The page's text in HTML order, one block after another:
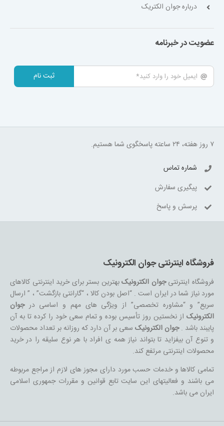
درباره جوان الکتریک
عضویت در خبرنامه
ثبت نام
۷ روز هفته، ۲۴ ساعته پاسخگوی شما هستیم.
شماره تماس
پیگیری سفارش
پرسش و پاسخ
فروشگاه اینترنتی جوان الکترونیک
فروشگاه اینترنتیجوان الکترونیکبهترین بستر برای خرید اینترنتی کالاهای
مورد نیاز شما در ایران است . “اصل بودن کالا ، “گارانتی بازگشت” ، ” ارسال
سریع” و “مشاوره تخصصی” از ویژگی های مهم و اساسی درجوان
الکترونیکاز نخستین روز تأسیس بوده و تمام سعی خود را کرده تا به آن
پایبند باشد .جوان الکترونیکسعی بر آن دارد که روزانه بر تعداد محصولات
و تنوع آن بیفزاید تا بتواند نیاز همه ی افراد با هر نوع سلیقه را در خرید
محصولات اینترنتی مرتفع کند.
تمامی کالاها و خدمات حسب مورد دارای مجوز های لازم از مراجع مربوطه
می باشند و فعالیتهای این سایت تابع قوانین و مقررات جمهوری اسلامی
ایران می باشد.